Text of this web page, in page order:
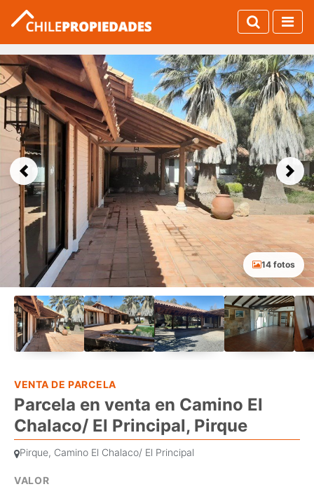
Previous Next
14 fotos
VENTA DE PARCELA
Parcela en venta en Camino El
Chalaco/ El Principal, Pirque
Pirque, Camino El Chalaco/ El Principal
VALOR